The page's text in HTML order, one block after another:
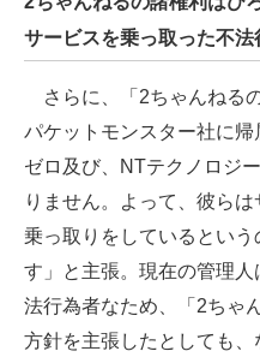
サービスを乗っ取った不法
さらに、「2ちゃんねる
パケットモンスター社に
ゼロ及び、NTテクノロジ
りません。よって、彼ら
乗っ取りをしているとい
す」と主張。現在の管理
法行為者なため、「2ちゃ
方針を主張したとしても、